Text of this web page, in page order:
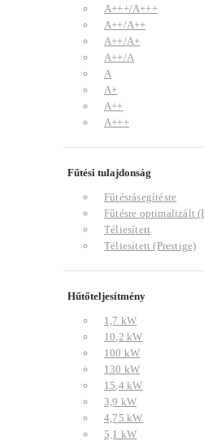
A+++/A+++
A++/A++
A++/A+
A++/A
A
A+
A++
A+++
Fűtési tulajdonság
Fűtésrásegítésre
Fűtésre optimalizált
Téliesített
Téliesített (Prestige)
Hűtőteljesítmény
1,7 kW
10,2 kW
100 kW
130 kW
15,4 kW
3,9 kW
4,75 kW
5,1 kW